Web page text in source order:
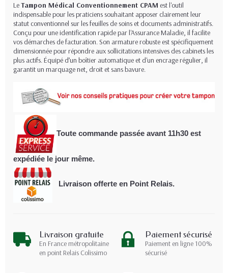
LeTampon Médical Conventionnement CPAM est l'outil
indispensable pour les praticiens souhaitant apposer clairement leur
statut conventionnel sur les feuilles de soins et documents administratifs.
Conçu pour une identification rapide par l'Assurance Maladie, il facilite
vos démarches de facturation. Son armature robuste est spécifiquement
dimensionnée pour répondre aux sollicitations intensives des cabinets les
plus actifs. Équipé d’un boîtier automatique et d'un encrage régulier, il
garantit un marquage net, droit et sans bavure.
Toute commande passée avant 11h30 est
expédiée le jour même.
Livraison offerte en Point Relais.
Livraison gratuite
En France métropolitaine
en point Relais Colissimo
Paiement sécurisé
Paiement en ligne 100%
sécurisé